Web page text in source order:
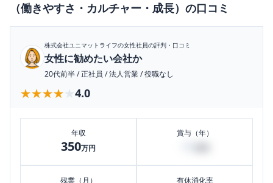
（働きやすさ・カルチャー・成長） の口コミ
株式会社ユニマットライフの女性社員の評判・口コミ
女性に勧めたい会社か
20代前半/正社員 /法人営業/役職なし
★★★★★
★★★★★ 4.0
年収
350万円
賞与（年）
残業（月） 有休消化率